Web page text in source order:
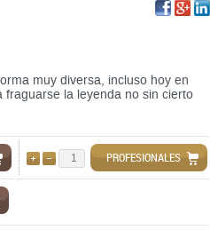
muy diversa, incluso hoy en
la leyenda no sin cierto
AÑADIRQUITAR
PROFESIONALES